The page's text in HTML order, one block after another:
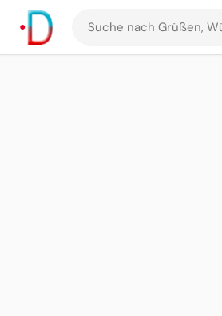
Suche
nach